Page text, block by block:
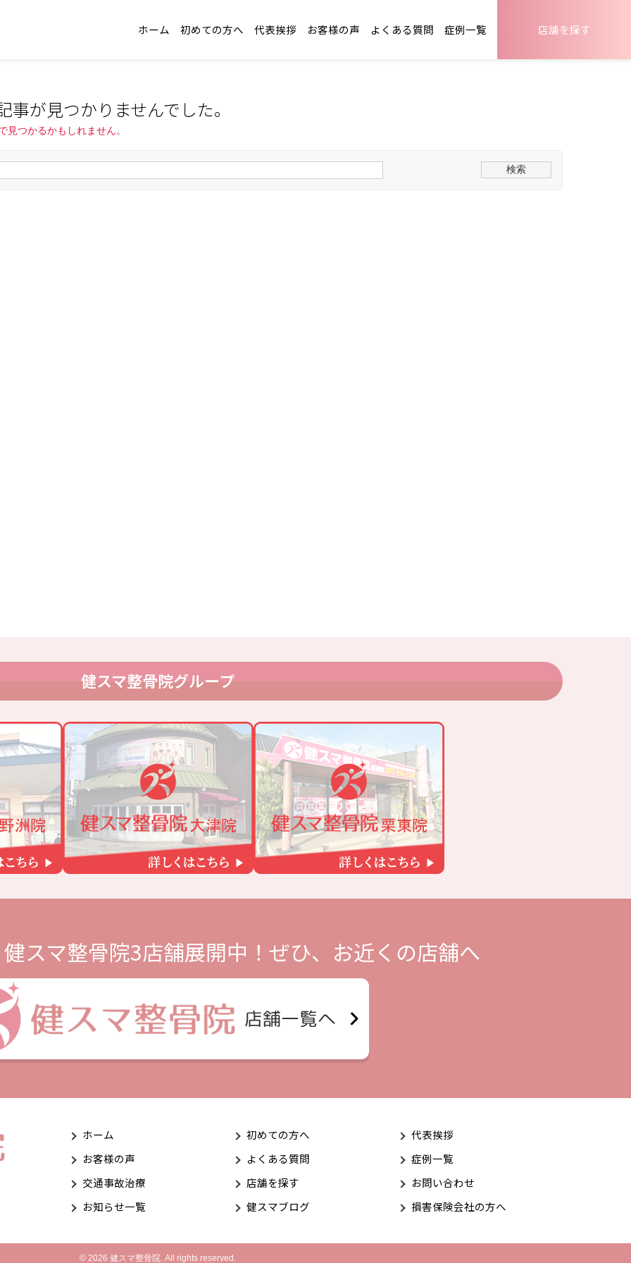
ホーム 初めての方へ 代表挨拶 お客様の声 よくある質問 症例一覧 店舗を探す
事が見つかりませんでした。
見つかるかもしれません。
健スマ整骨院グループ
健スマ整骨院3店舗展開中！ぜひ、お近くの店舗へ
ホーム 初めての方へ
代表挨拶
お客様の声
よくある質問
症例一覧
交通事故治療
店舗を探す
お問い合わせ
お知らせ一覧
健スマブログ 損害保険会社の方へ
© 2026 健スマ整骨院. All rights reserved.